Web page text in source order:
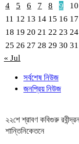
4
5 6 7 8 9
10
11 12 13 14 15 16 17
18 19 20 21 22 23 24
25 26 27 28 29 30 31
« Jul
সর্বশেষ নিউজ
জনপ্রিয় নিউজ
২২শে শ্রাবণ কবিগুরু
শান্তিনিকেতনে